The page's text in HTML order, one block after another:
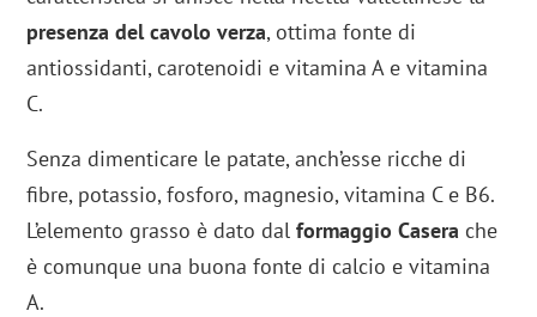
presenza del cavolo verza, ottima fonte di
antiossidanti, carotenoidi e vitamina A e vitamina
C.
Senza dimenticare le patate, anch’esse ricche di
fibre, potassio, fosforo, magnesio, vitamina C e B6.
L’elemento grasso è dato dalformaggio Casera che
è comunque una buona fonte di calcio e vitamina
A.